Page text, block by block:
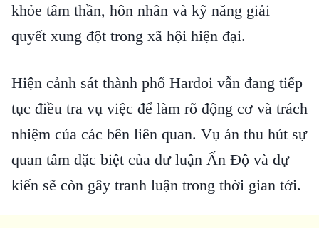
khỏe tâm thần, hôn nhân và kỹ năng giải
quyết xung đột trong xã hội hiện đại.
Hiện cảnh sát thành phố Hardoi vẫn đang tiếp
tục điều tra vụ việc để làm rõ động cơ và trách
nhiệm của các bên liên quan. Vụ án thu hút sự
quan tâm đặc biệt của dư luận Ấn Độ và dự
kiến sẽ còn gây tranh luận trong thời gian tới.